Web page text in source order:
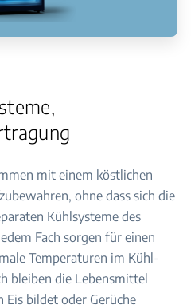
mit einem köstlichen
ohne dass sich die
Kühlsysteme des
Fach sorgen für einen
Temperaturen im Kühl-
bleiben die Lebensmittel
Eis bildet oder Gerüche